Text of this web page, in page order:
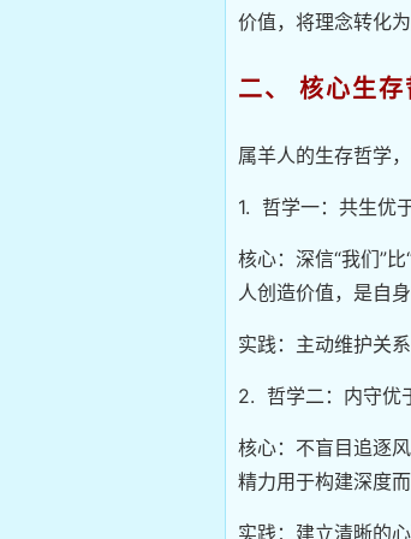
价值，将理念转化
二、 核心生
属羊人的生存哲学
1. 哲学一：共生优
核心：深信“我们”
人创造价值，是自身
实践：主动维护关
2. 哲学二：内守优
核心：不盲目追逐
精力用于构建深度而
实践：建立清晰的